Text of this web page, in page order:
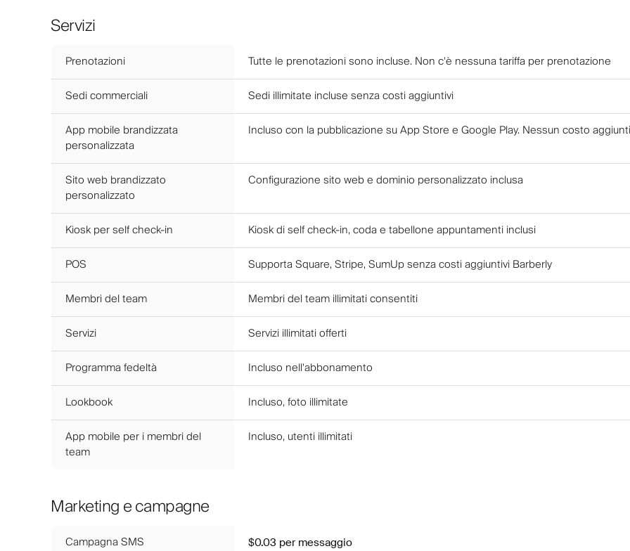
Servizi
Prenotazioni
Tutte le prenotazioni sono incluse. Non c'è nessuna tariffa per prenotazione
Sedi commerciali
Sedi illimitate incluse senza costi aggiuntivi
App mobile brandizzata
personalizzata
Incluso con la pubblicazione su App Store e Google Play. Nessun costo
Sito web brandizzato
personalizzato
Configurazione sito web e dominio personalizzato inclusa
Kiosk per self check-in
Kiosk di self check-in, coda e tabellone appuntamenti inclusi
POS
Supporta Square, Stripe, SumUp senza costi aggiuntivi Barberly
Membri del team
Membri del team illimitati consentiti
Servizi
Servizi illimitati offerti
Programma fedeltà
Incluso nell'abbonamento
Lookbook
Incluso, foto illimitate
App mobile per i membri del
team
Incluso, utenti illimitati
Marketing e campagne
Campagna SMS $0.03 per messaggio